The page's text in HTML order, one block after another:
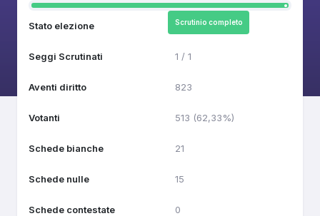
Stato elezione Scrutinio completo
Seggi Scrutinati 1 / 1
Aventi diritto 823
Votanti 513 (62,33%)
Schede bianche 21
Schede nulle 15
Schede contestate 0